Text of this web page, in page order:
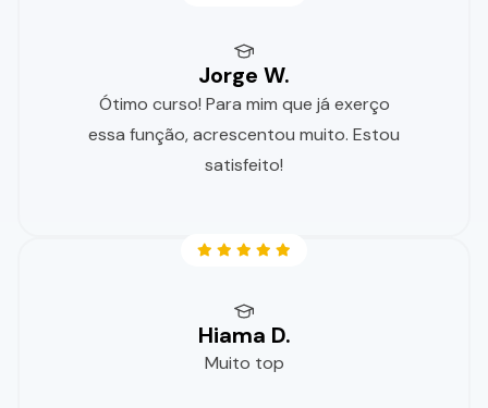
Jorge W.
Ótimo curso! Para mim que já exerço
essa função, acrescentou muito. Estou
satisfeito!
Hiama D.
Muito top